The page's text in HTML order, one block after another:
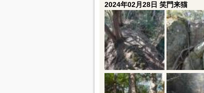
2024年02月28日 笑門来猫